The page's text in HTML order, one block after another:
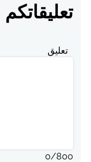
تعليقاتكم
تعليق
0/800